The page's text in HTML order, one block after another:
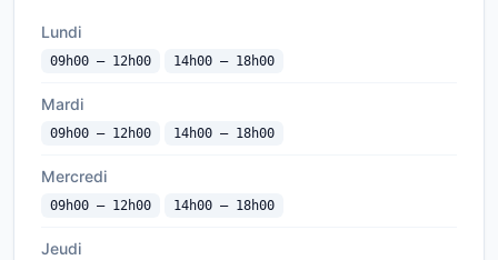
Lundi
09h00 — 12h00 14h00 — 18h00
Mardi
09h00 — 12h00 14h00 — 18h00
Mercredi
09h00 — 12h00 14h00 — 18h00
Jeudi